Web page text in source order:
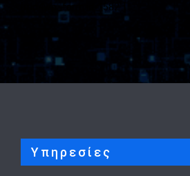
[mc4wp_form id="582"]
Υπηρεσίες